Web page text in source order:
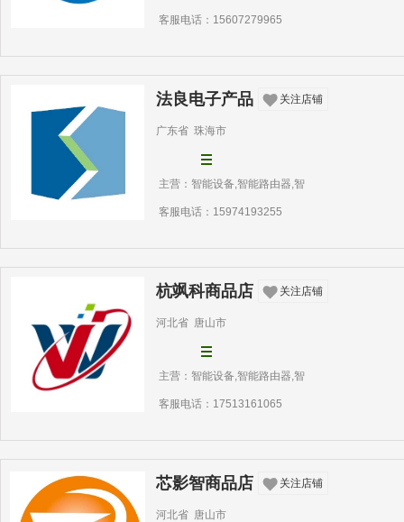
客服电话：15607279965
法良电子产品 关注店铺
广东省 珠海市
主营：智能设备,智能路由器,智
客服电话：15974193255
杭飒科商品店 关注店铺
河北省 唐山市
主营：智能设备,智能路由器,智
客服电话：17513161065
芯影智商品店 关注店铺
河北省 唐山市